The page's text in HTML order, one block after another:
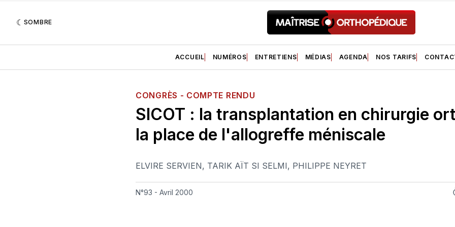
SOMBRE
ACCUEIL NUMÉROS ENTRETIENS MÉDIAS AGENDA NOS TARIFS
CONGRÈS - COMPTE RENDU
SICOT : la transplantation en chirurgie
la place de l'allogreffe méniscale
ELVIRE SERVIEN, TARIK AÏT SI SELMI, PHILIPPE NEYRET
N°93 - Avril 2000